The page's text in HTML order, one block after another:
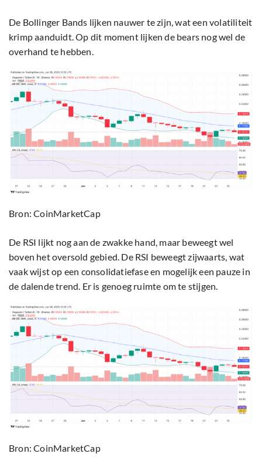
De Bollinger Bands lijken nauwer te zijn, wat een volatiliteit
krimp aanduidt. Op dit moment lijken de bears nog wel de
overhand te hebben.
Bron: CoinMarketCap
De RSI lijkt nog aan de zwakke hand, maar beweegt wel
boven het oversold gebied. De RSI beweegt zijwaarts, wat
vaak wijst op een consolidatiefase en mogelijk een pauze in
de dalende trend. Er is genoeg ruimte om te stijgen.
Bron: CoinMarketCap